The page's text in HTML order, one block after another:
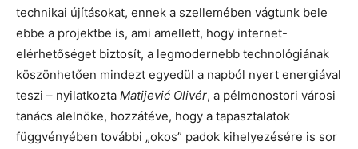
technikai újításokat, ennek a szellemében vágtunk bele
ebbe a projektbe is, ami amellett, hogy internet-
elérhetőséget biztosít, a legmodernebb technológiának
köszönhetően mindezt egyedül a napból nyert energiával
teszi – nyilatkozta Matijević Olivér, a pélmonostori városi
tanács alelnöke, hozzátéve, hogy a tapasztalatok
függvényében további „okos” padok kihelyezésére is sor